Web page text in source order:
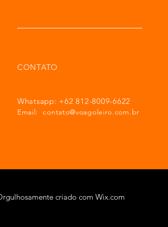
CONTATO
Whatsapp: +62 812-8009-6622
Email:contato@voagoleiro.com.br
criado com Wix.com